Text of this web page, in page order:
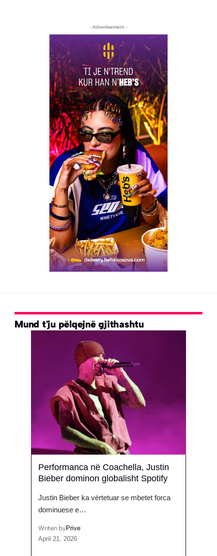
- Advertisement -
Mund t'ju pëlqejnë gjithashtu
Performanca në Coachella, Justin
Bieber dominon globalisht Spotify
Justin Bieber ka vërtetuar se mbetet forca
dominuese e…
Writen byPrive
April 21, 2026